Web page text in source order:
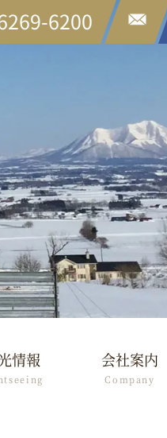
6200
情報 会社案内
Company